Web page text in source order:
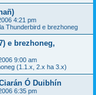
4:21 pm
Thunderbird e brezhoneg
e brezhoneg,
9:00 am
(1.1.x, 2.x ha 3.x)
Ó Duibhín
6:35 pm